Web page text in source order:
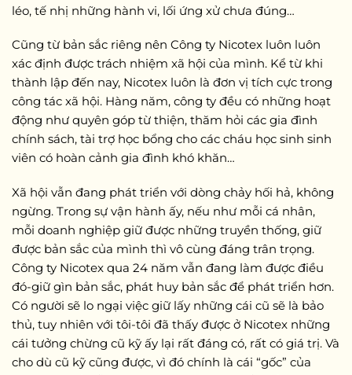
léo, tế nhị những hành vi, lối ứng xử chưa đúng…
Cũng từ bản sắc riêng nên Công ty Nicotex luôn luôn
xác định được trách nhiệm xã hội của mình. Kể từ khi
thành lập đến nay, Nicotex luôn là đơn vị tích cực trong
công tác xã hội. Hàng năm, công ty đều có những hoạt
động như quyên góp từ thiện, thăm hỏi các gia đình
chính sách, tài trợ học bổng cho các cháu học sinh sinh
viên có hoàn cảnh gia đình khó khăn…
Xã hội vẫn đang phát triển với dòng chảy hối hả, không
ngừng. Trong sự vận hành ấy, nếu như mỗi cá nhân,
mỗi doanh nghiệp giữ được những truyền thống, giữ
được bản sắc của mình thì vô cùng đáng trân trọng.
Công ty Nicotex qua 24 năm vẫn đang làm được điều
đó-giữ gìn bản sắc, phát huy bản sắc để phát triển hơn.
Có người sẽ lo ngại việc giữ lấy những cái cũ sẽ là bảo
thủ, tuy nhiên với tôi-tôi đã thấy được ở Nicotex những
cái tưởng chừng cũ kỹ ấy lại rất đáng có, rất có giá trị. Và
cho dù cũ kỹ cũng được, vì đó chính là cái “gốc” của